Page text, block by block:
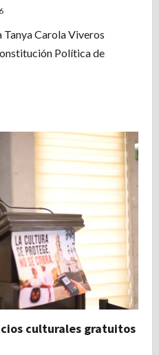
Carola Viveros
Política de
culturales gratuitos